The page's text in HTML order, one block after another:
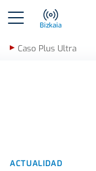
Bizkaia
Caso Plus Ultra
ACTUALIDAD